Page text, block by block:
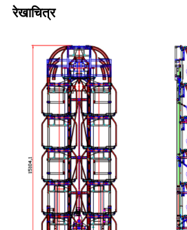
रेखाचित्र